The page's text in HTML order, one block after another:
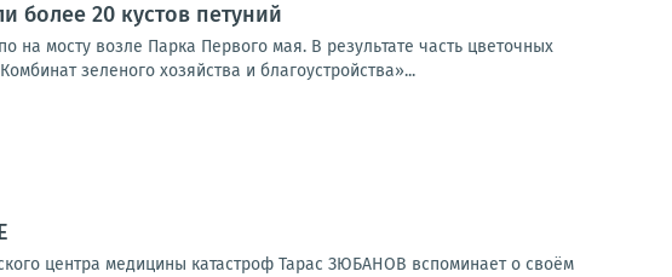
более 20 кустов петуний
мосту возле Парка Первого мая. В результате часть цветочных
зеленого хозяйства и благоустройства»...
центра медицины катастроф Тарас ЗЮБАНОВ вспоминает о своём